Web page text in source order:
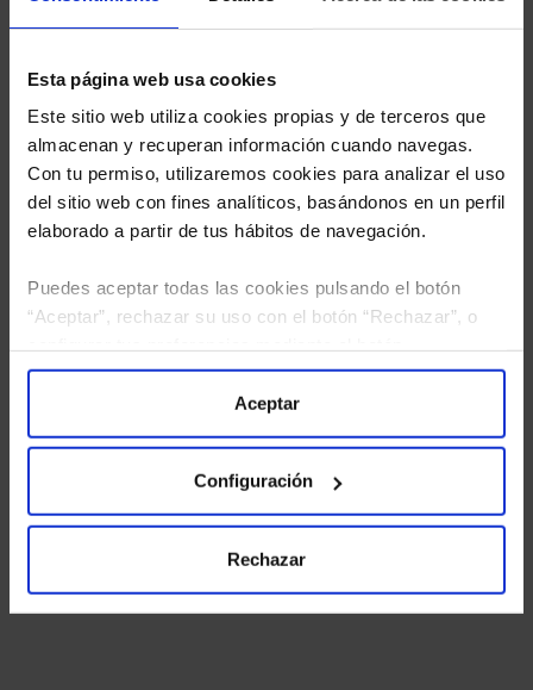
Esta página web usa cookies
Este sitio web utiliza cookies propias y de terceros que
almacenan y recuperan información cuando navegas.
Con tu permiso, utilizaremos cookies para analizar el uso
del sitio web con fines analíticos, basándonos en un perfil
elaborado a partir de tus hábitos de navegación.
Puedes aceptar todas las cookies pulsando el botón
“Aceptar”, rechazar su uso con el botón “Rechazar”, o
“Configuración”. Consulta nuestraPolítica
para más información.
Aceptar
Configuración
Rechazar
He leídola política de privacidady consiento el
tratamiento de mis datos personales.